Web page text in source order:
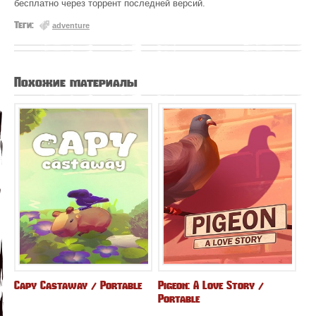
бесплатно через торрент последней версий.
Теги: adventure
Похожие материалы
Capy Castaway / Portable
Pigeon: A Love Story /
Portable